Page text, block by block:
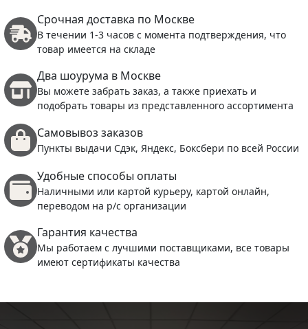
Срочная доставка по Москве
В течении 1-3 часов с момента подтверждения, что
товар имеется на складе
Два шоурума в Москве
Вы можете забрать заказ, а также приехать и
подобрать товары из представленного ассортимента
Самовывоз заказов
Пункты выдачи Сдэк, Яндекс, Боксбери по всей России
Удобные способы оплаты
Наличными или картой курьеру, картой онлайн,
переводом на р/с организации
Гарантия качества
Мы работаем с лучшими поставщиками, все товары
имеют сертификаты качества